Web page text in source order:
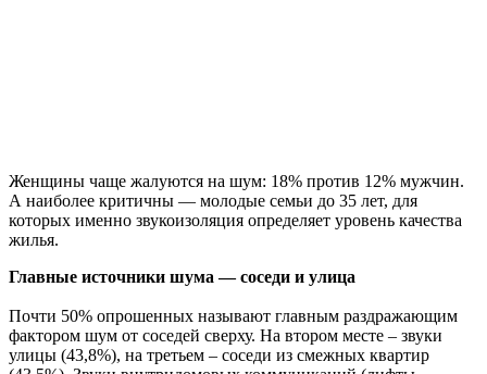
Женщины чаще жалуются на шум: 18% против 12% мужчин.
А наиболее критичны — молодые семьи до 35 лет, для
которых именно звукоизоляция определяет уровень качества
жилья.
Главные источники шума — соседи и улица
Почти 50% опрошенных называют главным раздражающим
фактором шум от соседей сверху. На втором месте – звуки
улицы (43,8%), на третьем – соседи из смежных квартир